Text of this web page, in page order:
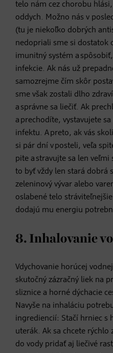
telo nám cez chorobu
oddych. Možno nás v
(tu je niekoľko dobrých
nedopriali sme si dostatok
imunitný systém a
infekcie. Ak nás už
samozrejme čím skôr
sme však zostali dlho
a správne sa liečiť. Ak
a prechodíte, vystavujete
infektu. A preto, ak vás
si pár dní v posteli, veľa
pite a stravujte sa len
to byť vždy len stará dobrá
zeleninový vývar alebo
oslabené telo
dodajú mu energiu
8. Inhalovanie
Vdychovanie horúcej
skutočný zázračný liek na
sliznice a horné dýchacie
Navyše na inhaláciu
ingrediencií: Stačí hrniec s
uterák. Ak sa chcete
do vody pridať aj liečivé